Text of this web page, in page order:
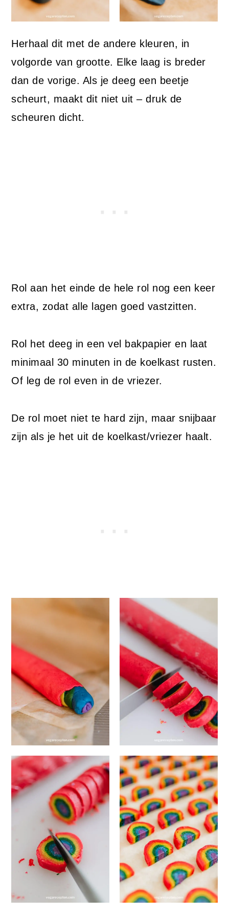
Herhaal dit met de andere kleuren, in
volgorde van grootte. Elke laag is breder
dan de vorige. Als je deeg een beetje
scheurt, maakt dit niet uit – druk de
scheuren dicht.
Rol aan het einde de hele rol nog een keer
extra, zodat alle lagen goed vastzitten.
Rol het deeg in een vel bakpapier en laat
minimaal 30 minuten in de koelkast rusten.
Of leg de rol even in de vriezer.
De rol moet niet te hard zijn, maar snijbaar
zijn als je het uit de koelkast/vriezer haalt.